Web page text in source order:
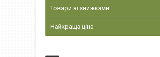
Товари зі знижками
Найкраща ціна